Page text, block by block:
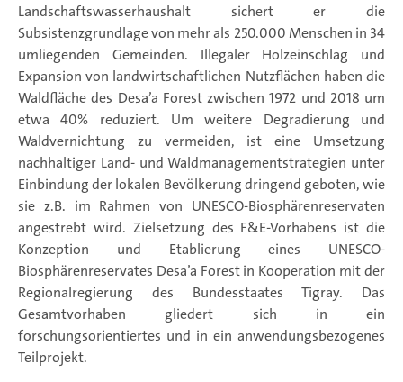
Landschaftswasserhaushalt sichert er die
Subsistenzgrundlage von mehr als 250.000 Menschen in 34
umliegenden Gemeinden. Illegaler Holzeinschlag und
Expansion von landwirtschaftlichen Nutzflächen haben die
Waldfläche des Desa’a Forest zwischen 1972 und 2018 um
etwa 40% reduziert. Um weitere Degradierung und
Waldvernichtung zu vermeiden, ist eine Umsetzung
nachhaltiger Land- und Waldmanagementstrategien unter
Einbindung der lokalen Bevölkerung dringend geboten, wie
sie z.B. im Rahmen von UNESCO-Biosphärenreservaten
angestrebt wird. Zielsetzung des F&E-Vorhabens ist die
Konzeption und Etablierung eines UNESCO-
Biosphärenreservates Desa’a Forest in Kooperation mit der
Regionalregierung des Bundesstaates Tigray. Das
Gesamtvorhaben gliedert sich in ein
forschungsorientiertes und in ein anwendungsbezogenes
Teilprojekt.